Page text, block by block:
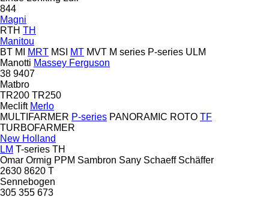
844
Magni
RTH TH
Manitou
BT MI MRT MSI MT MVT M series P-series ULM
Manotti Massey Ferguson
38 9407
Matbro
TR200 TR250
Meclift Merlo
MULTIFARMER P-series PANORAMIC ROTO TF
TURBOFARMER
New Holland
LM T-series TH
Omar Ormig PPM Sambron Sany Schaeff Schäffer
2630 8620 T
Sennebogen
305 355 673